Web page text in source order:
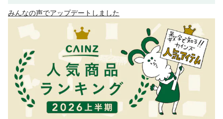
みんなの声でアップデートしました